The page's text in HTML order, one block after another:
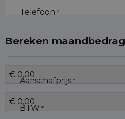
Telefoon *
Bereken maandbedrag
Aanschafprijs *
BTW *